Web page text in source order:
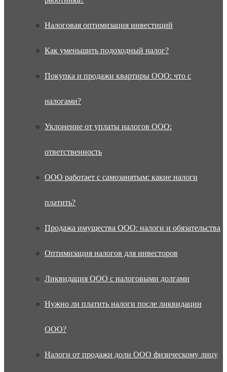
Налоговая оптимизация инвестиций
Как уменьшить подоходный налог?
Покупка и продажи квартиры ООО: что с
налогами?
Уклонение от уплаты налогов ООО:
ответственность
ООО работает с самозанятым: какие налоги
платить?
Продажа имущества ООО: налоги и обязательства
Оптимизация налогов для инвесторов
Ликвидация ООО с налоговыми долгами
Нужно ли платить налоги после ликвидации
ООО?
Налоги от продажи доли ООО физическому лицу